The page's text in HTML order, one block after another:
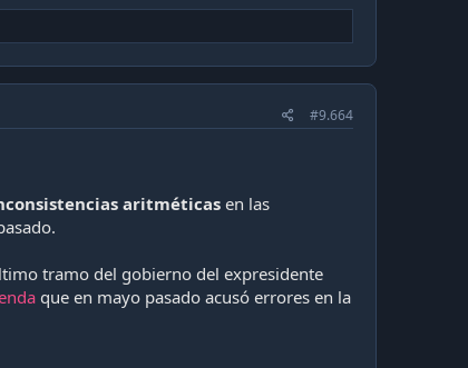
#9.664
aritméticasen las
tramo del gobierno del expresidente
que en mayo pasado acusó errores en la